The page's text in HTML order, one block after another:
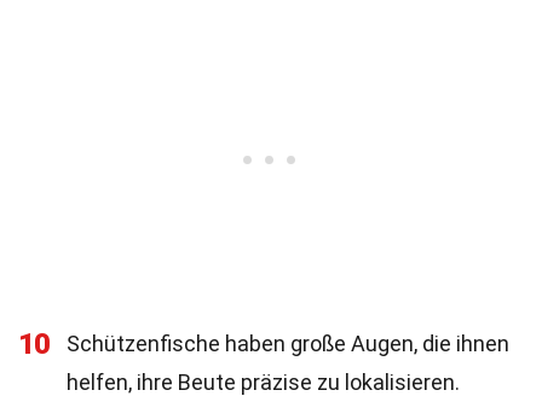
10
Schützenfische haben große Augen, die ihnen
helfen, ihre Beute präzise zu lokalisieren.